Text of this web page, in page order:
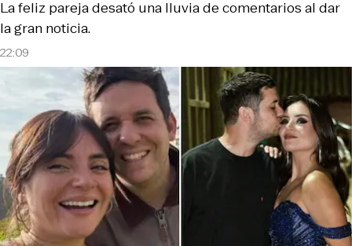
22:09
La feliz pareja desató una lluvia de comentarios al dar
la gran noticia.